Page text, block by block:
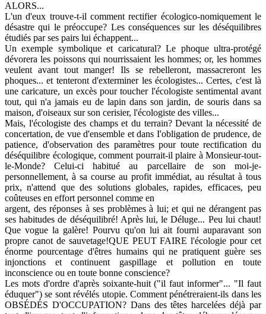
ALORS...
L'un d'eux trouve-t-il comment rectifier écologico-nomiquement le
désastre qui le préoccupe? Les conséquences sur les déséquilibres
étudiés par ses pairs lui échappent...
Un exemple symbolique et caricatural? Le phoque ultra-protégé
dévorera les poissons qui nourrissaient les hommes; or, les hommes
veulent avant tout manger! Ils se rebelleront, massacreront les
phoques... et tenteront d'exterminer les écologistes... Certes, c'est là
une caricature, un excès pour toucher l'écologiste sentimental avant
tout, qui n'a jamais eu de lapin dans son jardin, de souris dans sa
maison, d'oiseaux sur son cerisier, l'écologiste des villes...
Mais, l'écologiste des champs et du terrain? Devant la nécessité de
concertation, de vue d'ensemble et dans I'obligation de prudence, de
patience, d'observation des paramètres pour toute rectification du
déséquilibre écologique, comment pourrait-il plaire à Monsieur-tout-
le-Monde? Celui-ci habitué au parcellaire de son moi-je-
personnellement, à sa course au profit immédiat, au résultat à tous
prix, n'attend que des solutions globales, rapides, efficaces, peu
coûteuses en effort personnel comme en
argent, des réponses à ses problèmes à lui; et qui ne dérangent pas
ses habitudes de déséquilibré! Après lui, le Déluge... Peu lui chaut!
Que vogue la galère! Pourvu qu'on lui ait fourni auparavant son
propre canot de sauvetage!QUE PEUT FAIRE l'écologie pour cet
énorme pourcentage d'êtres humains qui ne pratiquent guère ses
injonctions et continuent gaspillage et pollution en toute
inconscience ou en toute bonne conscience?
Les mots d'ordre d'après soixante-huit ("il faut informer"... "Il faut
éduquer") se sont révélés utopie. Comment pénétreraient-ils dans les
OBSÉDÉS D'OCCUPATION? Dans des têtes harcelées déjà par